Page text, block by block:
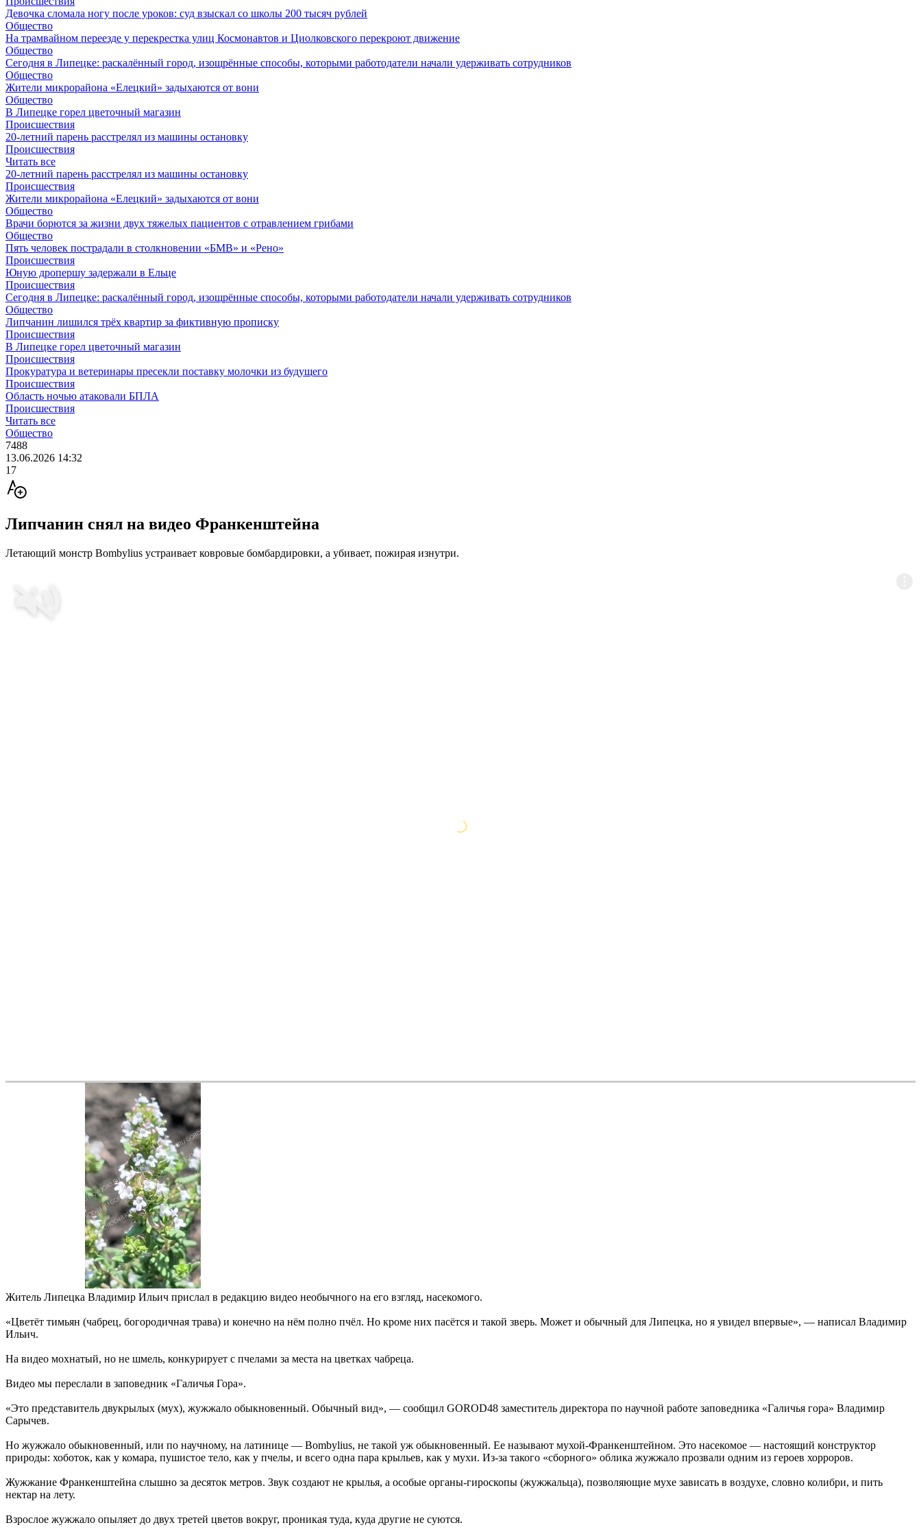
Девочка сломала ногу после уроков: суд взыскал со школы 200 тысяч рублей
Общество
На трамвайном переезде у перекрестка улиц Космонавтов и Циолковского перекроют движение
Общество
Сегодня в Липецке: раскалённый город, изощрённые способы, которыми работодатели начали удерживать сотрудников
Общество
Жители микрорайона «Елецкий» задыхаются от вони
Общество
В Липецке горел цветочный магазин
Происшествия
20-летний парень расстрелял из машины остановку
Происшествия
Читать все
20-летний парень расстрелял из машины остановку
Происшествия
Жители микрорайона «Елецкий» задыхаются от вони
Общество
Врачи борются за жизни двух тяжелых пациентов с отравлением грибами
Общество
Пять человек пострадали в столкновении «БМВ» и «Рено»
Происшествия
Юную дропершу задержали в Ельце
Происшествия
Сегодня в Липецке: раскалённый город, изощрённые способы, которыми работодатели начали удерживать сотрудников
Общество
Липчанин лишился трёх квартир за фиктивную прописку
Происшествия
В Липецке горел цветочный магазин
Происшествия
Прокуратура и ветеринары пресекли поставку молочки из будущего
Происшествия
Область ночью атаковали БПЛА
Происшествия
Читать все
Общество
7488
13.06.2026 14:32
17
Липчанин снял на видео Франкенштейна
Летающий монстр Bombylius устраивает ковровые бомбардировки, а убивает, пожирая изнутри.
Житель Липецка Владимир Ильич прислал в редакцию видео необычного на его взгляд, насекомого.
«Цветёт тимьян (чабрец, богородичная трава) и конечно на нём полно пчёл. Но кроме них пасётся и такой зверь. Может и обычный для Липецка, но я увидел впервые», — написал Владимир
Ильич.
На видео мохнатый, но не шмель, конкурирует с пчелами за места на цветках чабреца.
Видео мы переслали в заповедник «Галичья Гора».
«Это представитель двукрылых (мух), жужжало обыкновенный. Обычный вид», — сообщил GOROD48 заместитель директора по научной работе заповедника «Галичья гора» Владимир
Сарычев.
Но жужжало обыкновенный, или по научному, на латинице — Bombylius, не такой уж обыкновенный. Ее называют мухой-Франкенштейном. Это насекомое — настоящий конструктор
природы: хоботок, как у комара, пушистое тело, как у пчелы, и всего одна пара крыльев, как у мухи. Из-за такого «сборного» облика жужжало прозвали одним из героев хорроров.
Жужжание Франкенштейна слышно за десяток метров. Звук создают не крылья, а особые органы-гироскопы (жужжальца), позволяющие мухе зависать в воздухе, словно колибри, и пить
нектар на лету.
Взрослое жужжало опыляет до двух третей цветов вокруг, проникая туда, куда другие не суются.